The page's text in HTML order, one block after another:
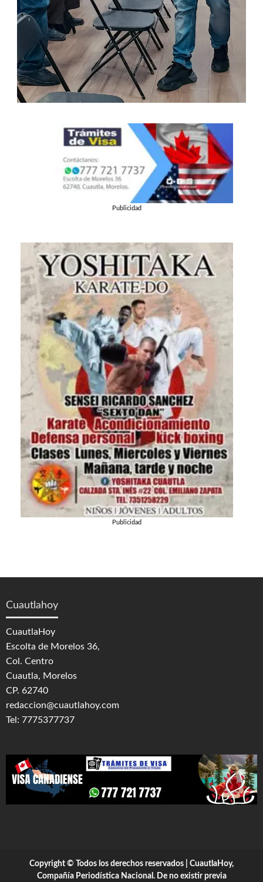
Publicidad
Publicidad
Cuautlahoy
CuautlaHoy
Escolta de Morelos 36,
Col. Centro
Cuautla, Morelos
CP. 62740
redaccion@cuautlahoy.com
Tel: 7775377737
Copyright © Todos los derechos reservados | CuautlaHoy,
Compañía Periodística Nacional. De no existir previa